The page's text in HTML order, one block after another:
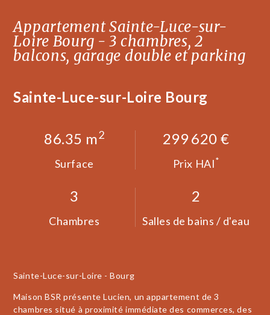
Appartement Sainte-Luce-sur-
Loire Bourg - 3 chambres, 2
balcons, garage double et parking
Sainte-Luce-sur-Loire Bourg
86.35 m2
Surface
299 620 €
Prix HAI*
3
Chambres
2
Salles de bains / d'eau
Sainte-Luce-sur-Loire - Bourg
Maison BSR présente Lucien, un appartement de 3
chambres situé à proximité immédiate des commerces, des